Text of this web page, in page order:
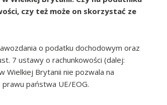
czy też może on skorzystać ze
o podatku dochodowym oraz
7 ustawy o rachunkowości (dalej:
Wielkiej Brytanii nie pozwala na
państwa UE/EOG.